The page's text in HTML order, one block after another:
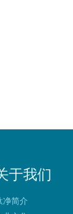
于我们
净简介